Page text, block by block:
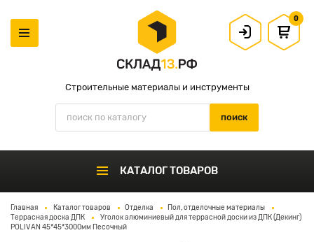
Строительные материалы и инструменты
0
КАТАЛОГ ТОВАРОВ
Главная Каталог товаров Отделка
Пол, отделочные материалы
Террасная доска ДПК
Уголок алюминиевый для террасной доски из ДПК (Декинг)
POLIVAN 45*45*3000мм Песочный